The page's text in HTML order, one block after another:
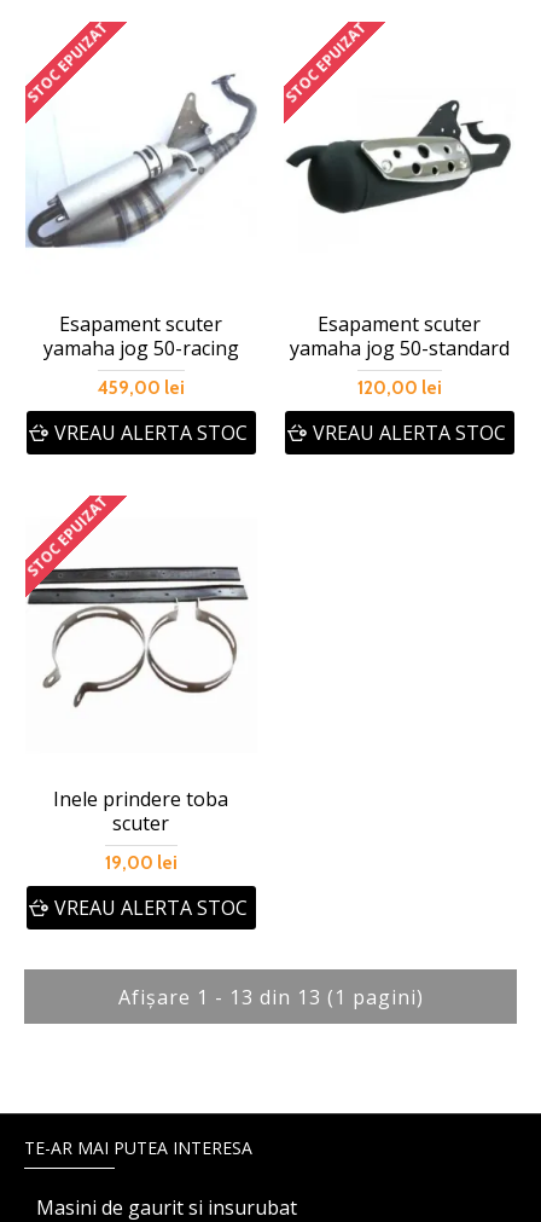
STOC EPUIZAT
Esapament scuter
yamaha jog 50-racing
459,00 lei
VREAU ALERTA STOC
STOC EPUIZAT
Esapament scuter
yamaha jog 50-standard
120,00 lei
VREAU ALERTA STOC
STOC EPUIZAT
Inele prindere toba
scuter
19,00 lei
VREAU ALERTA STOC
Afişare 1 - 13 din 13 (1 pagini)
TE-AR MAI PUTEA INTERESA
Masini de gaurit si insurubat